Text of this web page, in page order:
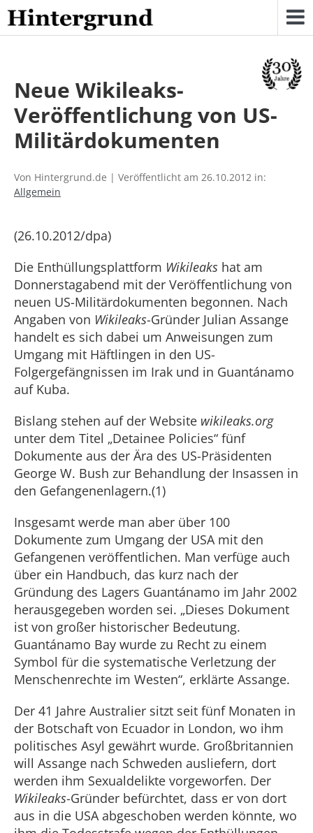
Skip
to
content
Neue Wikileaks-
Veröffentlichung von US-
Militärdokumenten
Von Hintergrund.de | Veröffentlicht am 26.10.2012 in:
Allgemein
(26.10.2012/dpa)
Die Enthüllungsplattform Wikileaks hat am
Donnerstagabend mit der Veröffentlichung von
neuen US-Militärdokumenten begonnen. Nach
Angaben von Wikileaks-Gründer Julian Assange
handelt es sich dabei um Anweisungen zum
Umgang mit Häftlingen in den US-
Folgergefängnissen im Irak und in Guantánamo
auf Kuba.
Bislang stehen auf der Website wikileaks.org
unter dem Titel „Detainee Policies“ fünf
Dokumente aus der Ära des US-Präsidenten
George W. Bush zur Behandlung der Insassen in
den Gefangenenlagern.(1)
Insgesamt werde man aber über 100
Dokumente zum Umgang der USA mit den
Gefangenen veröffentlichen. Man verfüge auch
über ein Handbuch, das kurz nach der
Gründung des Lagers Guantánamo im Jahr 2002
herausgegeben worden sei. „Dieses Dokument
ist von großer historischer Bedeutung.
Guantánamo Bay wurde zu Recht zu einem
Symbol für die systematische Verletzung der
Menschenrechte im Westen“, erklärte Assange.
Der 41 Jahre Australier sitzt seit fünf Monaten in
der Botschaft von Ecuador in London, wo ihm
politisches Asyl gewährt wurde. Großbritannien
will Assange nach Schweden ausliefern, dort
werden ihm Sexualdelikte vorgeworfen. Der
Wikileaks-Gründer befürchtet, dass er von dort
aus in die USA abgeschoben werden könnte, wo